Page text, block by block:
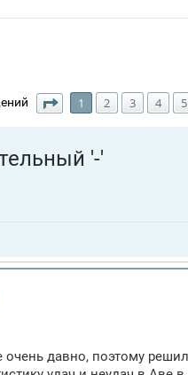
Страница из
1 2 3 4 5
'-'
давно, поэтому